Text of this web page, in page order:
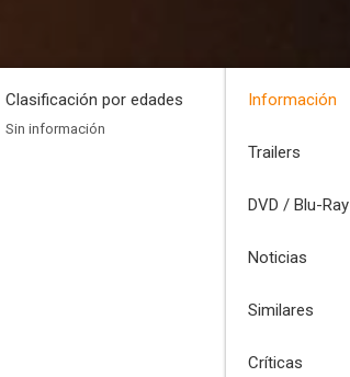
Clasificación por edades
Sin información
Información
Trailers
DVD / Blu-Ray
Noticias
Similares
Críticas